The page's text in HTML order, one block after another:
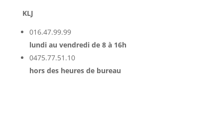
KLJ
016.47.99.99
lundi au vendredi de 8 à 16h
0475.77.51.10
hors des heures de bureau